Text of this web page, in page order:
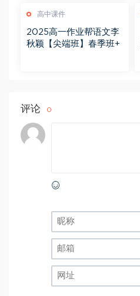
高中课件
2025高一作业帮语文李
秋颖【尖端班】春季班+
评论 0